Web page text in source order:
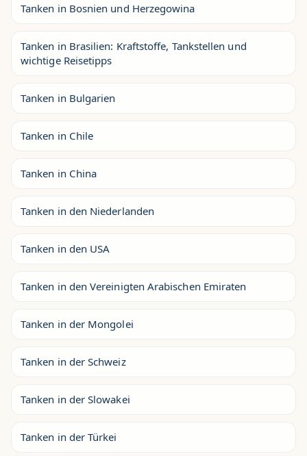
Tanken in Bosnien und Herzegowina
Tanken in Brasilien: Kraftstoffe, Tankstellen und
wichtige Reisetipps
Tanken in Bulgarien
Tanken in Chile
Tanken in China
Tanken in den Niederlanden
Tanken in den USA
Tanken in den Vereinigten Arabischen Emiraten
Tanken in der Mongolei
Tanken in der Schweiz
Tanken in der Slowakei
Tanken in der Türkei